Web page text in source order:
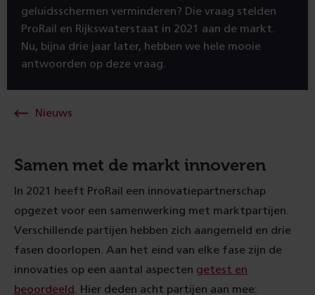
geluidsschermen verminderen? Die vraag stelden
ProRail en Rijkswaterstaat in 2021 aan de markt.
Nu, bijna drie jaar later, hebben we hele mooie
antwoorden op deze vraag.
Nieuws
Samen met de markt innoveren
In 2021 heeft ProRail een innovatiepartnerschap
opgezet voor een samenwerking met marktpartijen.
Verschillende partijen hebben zich aangemeld en drie
fasen doorlopen. Aan het eind van elke fase zijn de
innovaties op een aantal aspecten getest en
beoordeeld
. Hier deden acht partijen aan mee: